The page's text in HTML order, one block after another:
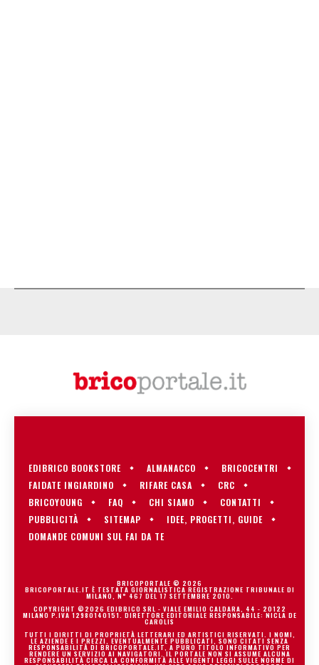
EDIBRICO BOOKSTORE ALMANACCO
BRICOCENTRI
FAIDATE INGIARDINO
RIFARE CASA
CRC
BRICOYOUNG
FAQ CHI SIAMO
CONTATTI
PUBBLICITÀ
SITEMAP
IDEE, PROGETTI, GUIDE
DOMANDE COMUNI SUL FAI DA TE
BRICOPORTALE © 2026
BRICOPORTALE.IT È TESTATA GIORNALISTICA REGISTRAZIONE TRIBUNALE DI
MILANO, N° 467 DEL 17 SETTEMBRE 2010.
COPYRIGHT ©2026 EDIBRICO SRL - VIALE EMILIO CALDARA, 44 - 20122
MILANO P.IVA 12980140151. DIRETTORE EDITORIALE RESPONSABILE: NICLA DE
CAROLIS
TUTTI I DIRITTI DI PROPRIETÀ LETTERARI ED ARTISTICI RISERVATI. I NOMI,
LE AZIENDE E I PREZZI, EVENTUALMENTE PUBBLICATI, SONO CITATI SENZA
RESPONSABILITÀ DI BRICOPORTALE.IT, A PURO TITOLO INFORMATIVO PER
RENDERE UN SERVIZIO AI NAVIGATORI. IL PORTALE NON SI ASSUME ALCUNA
RESPONSABILITÀ CIRCA LA CONFORMITÀ ALLE VIGENTI LEGGI SULLE NORME DI